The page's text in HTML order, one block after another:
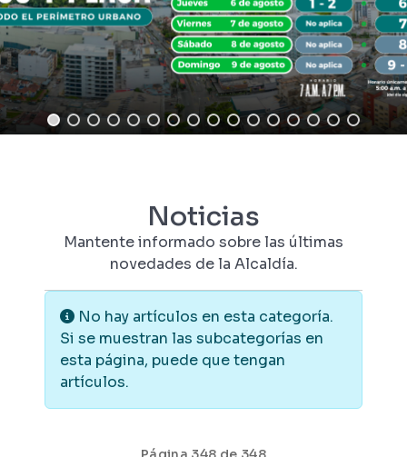
Noticias
Mantente informado sobre las últimas
novedades de la Alcaldía.
Información
No hay artículos en esta categoría.
Si se muestran las subcategorías en
esta página, puede que tengan
artículos.